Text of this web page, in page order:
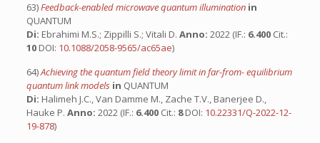
63)Feedback-enabled microwave quantum illumination in
QUANTUM
Di: Ebrahimi M.S.; Zippilli S.; Vitali D. Anno: 2022 (IF.: 6.400 Cit.:
10 DOI: 10.1088/2058-9565/ac65ae)
64)Achieving the quantum field theory limit in far-from- equilibrium
quantum link models in QUANTUM
Di: Halimeh J.C., Van Damme M., Zache T.V., Banerjee D.,
Hauke P. Anno: 2022 (IF.: 6.400 Cit.: 8DOI: 10.22331/Q-2022-12-
19-878)